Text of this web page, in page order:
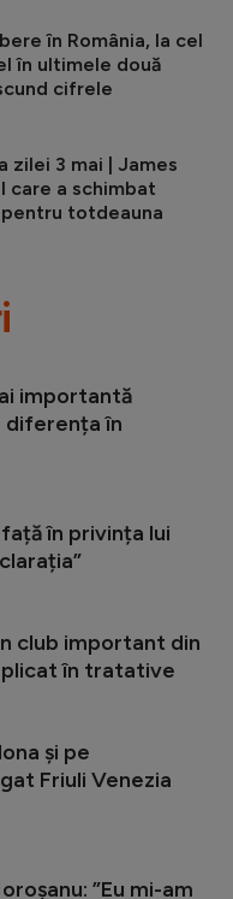
în România, la cel
în ultimele două
cifrele
zilei 3 mai | James
care a schimbat
totdeauna
importantă
diferența în
în privința lui
club important din
în tratative
și pe
Friuli Venezia
”Eu mi-am